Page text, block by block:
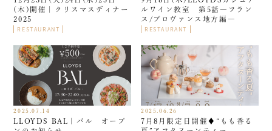
(木)開催｜クリスマスディナー
2025
RESTAURANT
ルワイン教室 第5話―フラン
ス/プロヴァンス地方編―
RESTAURANT
2025.07.14
LLOYDS BAL｜バル オープ
2025.06.26
7月8月限定日開催♦︎“もも香る